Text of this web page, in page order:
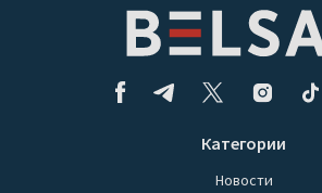
Категории
Новости